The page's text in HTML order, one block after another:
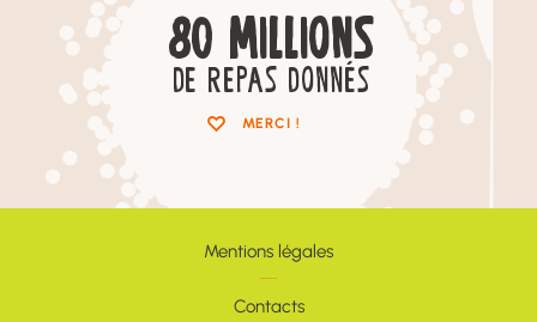
80 MILLIONS
DE REPAS DONNÉS
MERCI !
Mentions légales
Contacts